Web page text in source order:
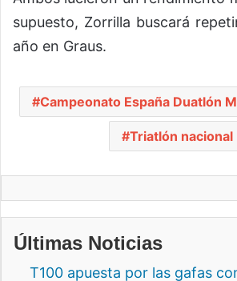
supuesto, Zorrilla buscará
año en Graus.
Campeonato España Duatlón
Triatlón nacional
Últimas Noticias
T100 apuesta por las gafas